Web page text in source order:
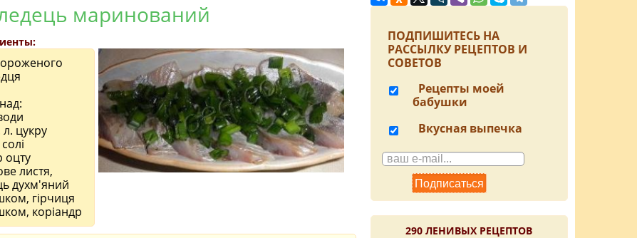
маринований
л. цукру
оцту
листя,
духм'яний
гірчиця
коріандр
ПОДПИШИТЕСЬ НА
РАССЫЛКУ РЕЦЕПТОВ И
СОВЕТОВ
Рецепты моей
бабушки
Вкусная выпечка
290 ЛЕНИВЫХ РЕЦЕПТОВ